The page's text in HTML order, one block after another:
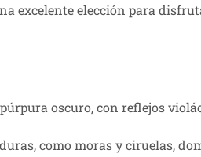
excelente elección para
oscuro, con reflejos
como moras y ciruelas,